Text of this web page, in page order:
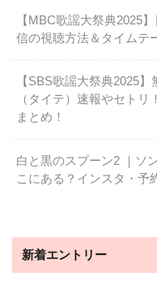
【MBC歌謡大祭典2025
信の視聴方法＆タイムテ
【SBS歌謡大祭典2025
（タイテ）速報やセト
まとめ！
白と黒のスプーン2 ｜ソ
こにある？インスタ・予
新着エントリー